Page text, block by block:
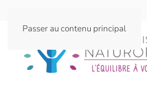
Passer au contenu principal